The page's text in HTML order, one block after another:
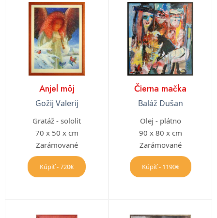
Anjel môj
Gožij Valerij
Gratáž - sololit
70 x 50 x cm
Zarámované
Kúpiť - 720€
Čierna mačka
Baláž Dušan
Olej - plátno
90 x 80 x cm
Zarámované
Kúpiť - 1190€